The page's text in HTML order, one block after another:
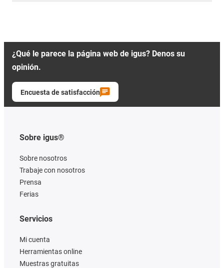
¿Qué le parece la página web de igus? Denos su
opinión.
Encuesta de satisfacción
Sobre igus®
Sobre nosotros
Trabaje con nosotros
Prensa
Ferias
Servicios
Mi cuenta
Herramientas online
Muestras gratuitas